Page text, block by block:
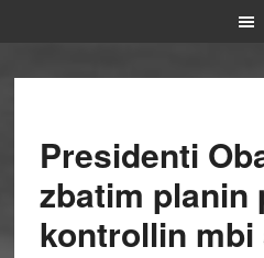
Presidenti
zbatim planin
kontrollin mbi